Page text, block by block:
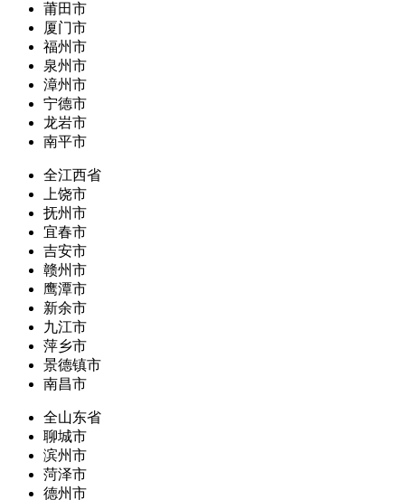
莆田市
厦门市
福州市
泉州市
漳州市
宁德市
龙岩市
南平市
全江西省
上饶市
抚州市
宜春市
吉安市
赣州市
鹰潭市
新余市
九江市
萍乡市
景德镇市
南昌市
全山东省
聊城市
滨州市
菏泽市
德州市